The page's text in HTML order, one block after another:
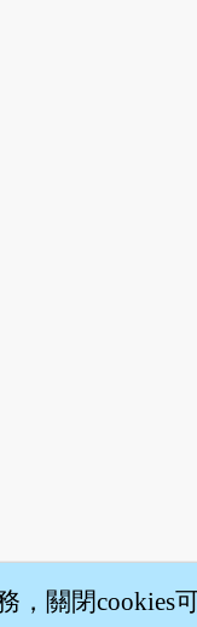
服務條款
，關閉cookies